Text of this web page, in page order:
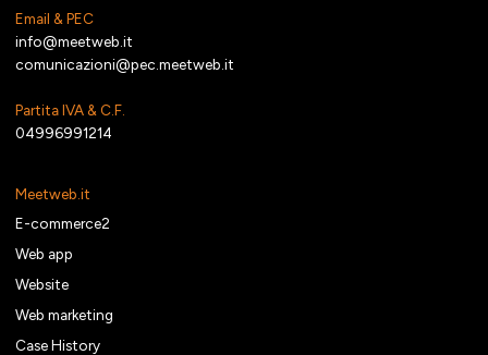
Email & PEC
info@meetweb.it
comunicazioni@pec.meetweb.it
Partita IVA & C.F.
04996991214
Meetweb.it
E-commerce2
Web app
Website
Web marketing
Case History